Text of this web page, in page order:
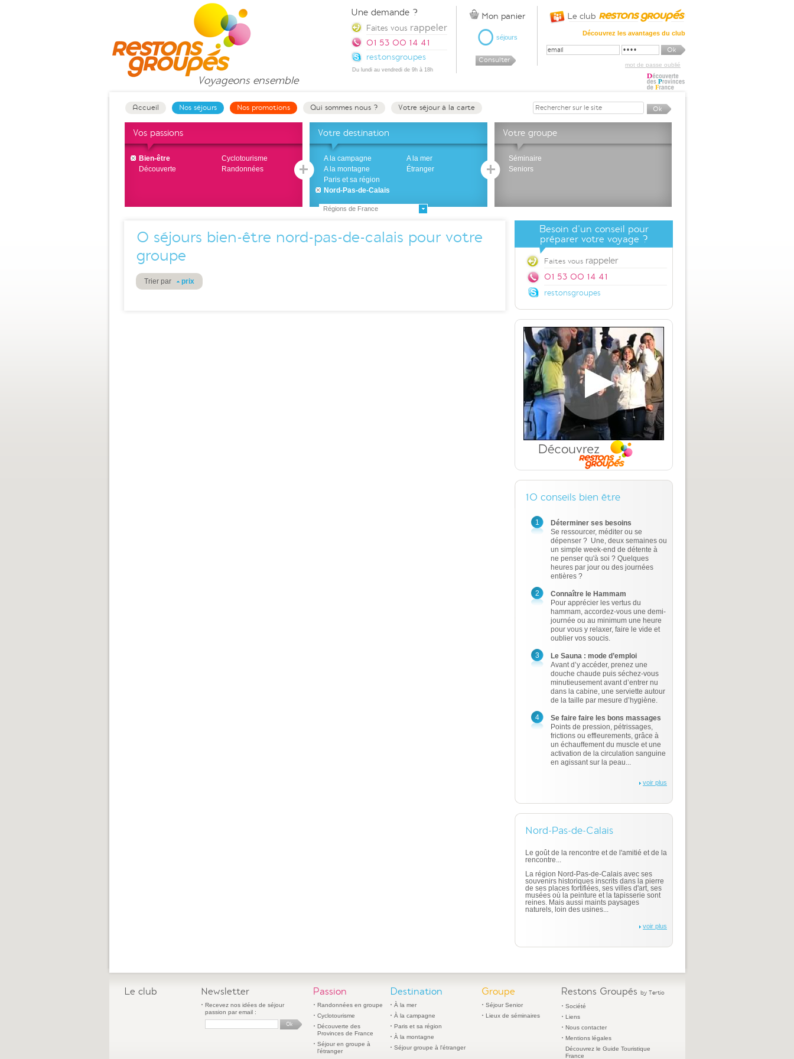
Voyageons ensemble
Accueil Nos séjours Nos promotions Qui sommes nous ? Votre séjour à la carte
Vos passions
Bien-être
Cyclotourisme
Découverte
Randonnées
Votre destination
A la campagne
A la mer
A la montagne
Étranger
Paris et sa région
Nord-Pas-de-Calais
Régions de France
Votre groupe
Séminaire
Seniors
0 séjours bien-être nord-pas-de-calais pour votre
groupe
Trier par prix
Besoin d'un conseil pour
préparer votre voyage ?
Faites vous rappeler
01 53 00 14 41
restonsgroupes
10 conseils bien être
1
Déterminer ses besoins
Se ressourcer, méditer ou se
dépenser ? Une, deux semaines ou
un simple week-end de détente à
ne penser qu'à soi ? Quelques
heures par jour ou des journées
entières ?
2
Connaître le Hammam
Pour apprécier les vertus du
hammam, accordez-vous une demi-
journée ou au minimum une heure
pour vous y relaxer, faire le vide et
oublier vos soucis.
3
Le Sauna : mode d’emploi
Avant d’y accéder, prenez une
douche chaude puis séchez-vous
minutieusement avant d’entrer nu
dans la cabine, une serviette autour
de la taille par mesure d’hygiène.
4
Se faire faire les bons massages
Points de pression, pétrissages,
frictions ou effleurements, grâce à
un échauffement du muscle et une
activation de la circulation sanguine
en agissant sur la peau...
voir plus
Nord-Pas-de-Calais
Le goût de la rencontre et de l'amitié et de la
rencontre...
La région Nord-Pas-de-Calais avec ses
souvenirs historiques inscrits dans la pierre
de ses places fortifiées, ses villes d'art, ses
musées où la peinture et la tapisserie sont
reines. Mais aussi maints paysages
naturels, loin des usines...
voir plus
Le club
Découvrez les avantages du club
mot de passe oublié
Mon panier
0 séjours
Consulter
Une demande ?
Faites vous rappeler
01 53 00 14 41
restonsgroupes
Du lundi au vendredi de 9h à 18h
Le club Newsletter
Recevez nos idées de séjour
passion par email :
Passion
Randonnées en groupe
Cyclotourisme
Découverte des
Provinces de France
Séjour en groupe à
l'étranger
Destination
À la mer
À la campagne
Paris et sa région
À la montagne
Séjour groupe à l'étranger
Groupe
Séjour Senior
Lieux de séminaires
Restons Groupés by Tertio
Société
Liens
Nous contacter
Mentions légales
Découvrez le Guide Touristique
France